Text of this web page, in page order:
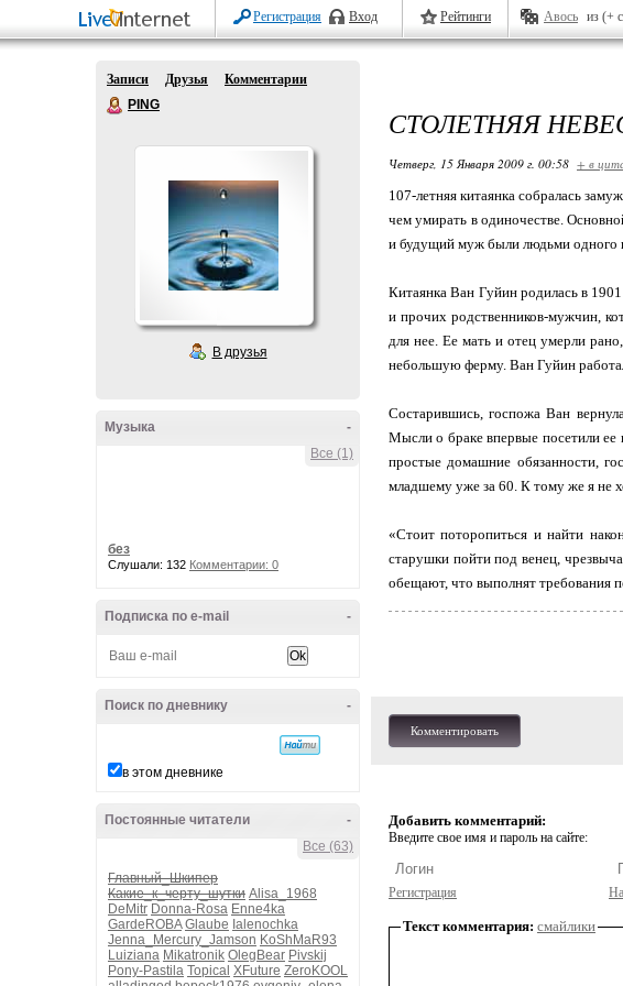
Регистрация Вход Рейтинги Авось из (+
Записи Друзья
Комментарии
PING
В друзья
-
Музыка
Все (1)
без
Слушали: 132 Комментарии: 0
-
Подписка по e-mail
-
Поиск по дневнику
в этом дневнике
-
Постоянные читатели
Все (63)
Главный_Шкипер
Какие_к_черту_шутки Alisa_1968
DeMitr Donna-Rosa Enne4ka
GardeROBA Glaube Ialenochka
Jenna_Mercury_Jamson KoShMaR93
Luiziana Mikatronik OlegBear Pivskij
Pony-Pastila Topical XFuture ZeroKOOL
СТОЛЕТНЯЯ
Четверг, 15 Января 2009 г. 00:58 + в
107-летняя китаянка собралась
чем умирать в одиночестве.
и будущий муж были людьми одного
Китаянка Ван Гуйин родилась в
и прочих родственников-мужчин,
для нее. Ее мать и отец умерли
небольшую ферму. Ван Гуйин
Состарившись, госпожа Ван
Мысли о браке впервые посетили ее
простые домашние обязанности,
младшему уже за 60. К тому же я не
«Стоит поторопиться и найти
старушки пойти под венец,
обещают, что выполнят требования
Комментировать
Добавить комментарий:
Введите свое имя и пароль на сайте:
Регистрация
Текст комментария: смайлики